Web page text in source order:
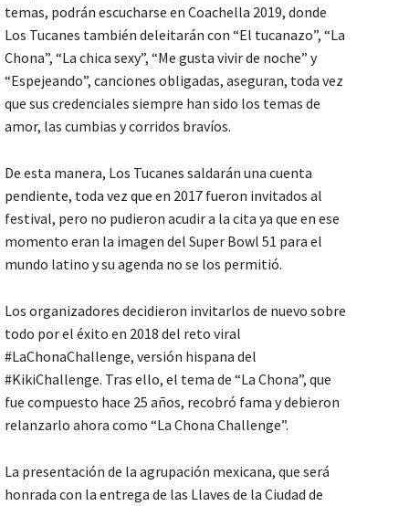
temas, podrán escucharse en Coachella 2019, donde
Los Tucanes también deleitarán con “El tucanazo”, “La
Chona”, “La chica sexy”, “Me gusta vivir de noche” y
“Espejeando”, canciones obligadas, aseguran, toda vez
que sus credenciales siempre han sido los temas de
amor, las cumbias y corridos bravíos.
De esta manera, Los Tucanes saldarán una cuenta
pendiente, toda vez que en 2017 fueron invitados al
festival, pero no pudieron acudir a la cita ya que en ese
momento eran la imagen del Super Bowl 51 para el
mundo latino y su agenda no se los permitió.
Los organizadores decidieron invitarlos de nuevo sobre
todo por el éxito en 2018 del reto viral
#LaChonaChallenge, versión hispana del
#KikiChallenge. Tras ello, el tema de “La Chona”, que
fue compuesto hace 25 años, recobró fama y debieron
relanzarlo ahora como “La Chona Challenge”.
La presentación de la agrupación mexicana, que será
honrada con la entrega de las Llaves de la Ciudad de